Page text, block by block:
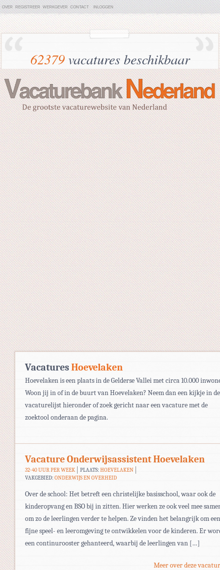
OVER REGISTREER WERKGEVER CONTACT INLOGGEN
62379vacatures beschikbaar
VacaturesHoevelaken
Hoevelaken is een plaats in de Gelderse Vallei met circa 10.000
Woon jij in of in de buurt van Hoevelaken? Neem dan een kijkje in de
vacaturelijst hieronder of zoek gericht naar een vacature met de
zoektool onderaan de pagina.
Vacature Onderwijsassistent Hoevelaken
32-40 UUR PER WEEK PLAATS: HOEVELAKEN
VAKGEBIED: ONDERWIJS EN OVERHEID
Over de school: Het betreft een christelijke basisschool, waar ook de
kinderopvang en BSO bij in zitten. Hier werken ze ook veel mee
om zo de leerlingen verder te helpen. Ze vinden het belangrijk om een
fijne speel- en leeromgeving te ontwikkelen voor de kinderen. Er
een continurooster gehanteerd, waarbij de leerlingen van […]
Meer over deze